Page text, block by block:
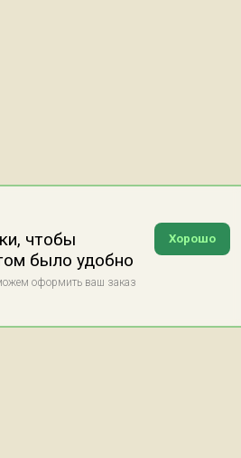
Хорошо
чтобы
было удобно
оформить ваш заказ